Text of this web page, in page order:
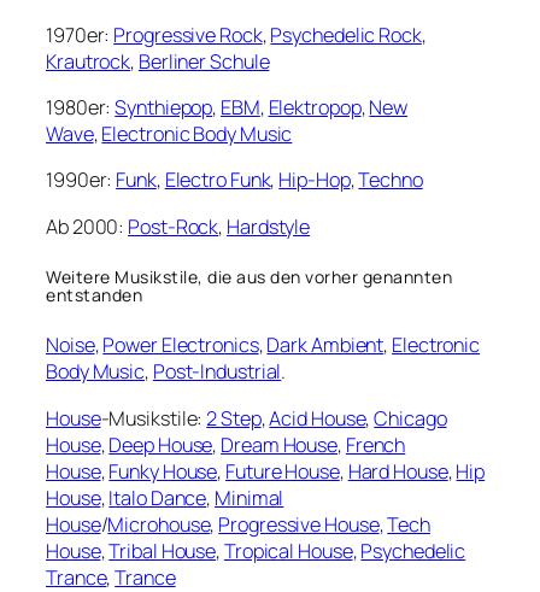
1970er: Progressive Rock,Psychedelic Rock,
Krautrock, Berliner Schule
1980er:Synthiepop, EBM, Elektropop,New
Wave,Electronic Body Music
1990er: Funk, Electro Funk, Hip-Hop,Techno
Ab 2000: Post-Rock, Hardstyle
Weitere Musikstile, die aus den vorher genannten
entstanden
Noise,Power Electronics,Dark Ambient, Electronic
Body Music, Post-Industrial.
House-Musikstile:2 Step,Acid House,Chicago
House,Deep House, Dream House, French
House,Funky House, Future House, Hard House,Hip
House,Italo Dance, Minimal
House/Microhouse, Progressive House,Tech
House,Tribal House,Tropical House,Psychedelic
Trance,Trance